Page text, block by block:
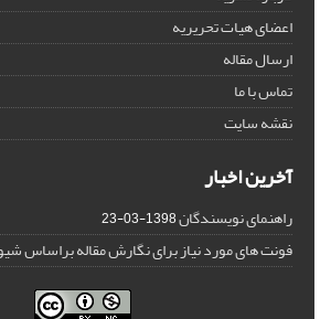
اعضای هیات تحریریه
ارسال مقاله
تماس با ما
نقشه سایت
آخرین اخبار
راهنمای نویسندگان1398-03-23
فونت های مورد نیاز برای نگارش مقاله براساس